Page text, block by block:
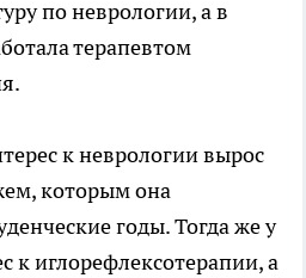
по неврологии, а в
терапевтом
к неврологии вырос
которым она
годы. Тогда же у
к иглорефлексотерапии, а